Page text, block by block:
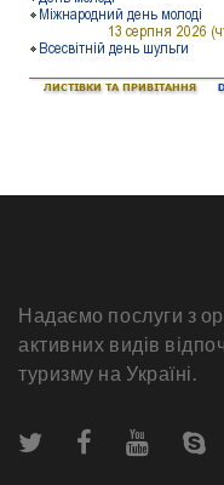
Надаємо послуги з
активних видів
туризму на Україні.